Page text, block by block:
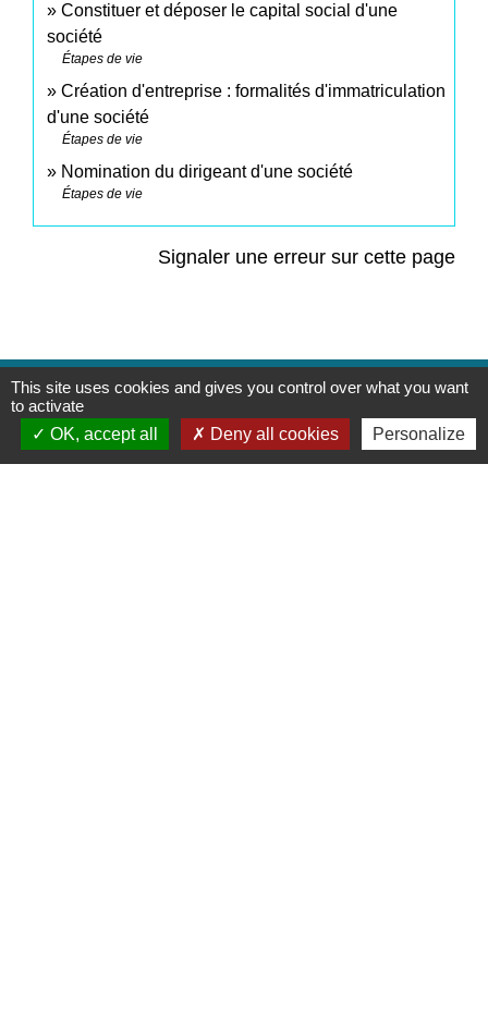
Constituer et déposer le capital social d'une
société
Étapes de vie
Création d'entreprise : formalités d'immatriculation
d'une société
Étapes de vie
Nomination du dirigeant d'une société
Étapes de vie
Signaler une erreur sur cette page
Contacts
Commune de Saint-Mesmes
12 rue de Richebourg
This site uses cookies and gives you control over what you want
to activate
OK, accept all
Deny all cookies Personalize